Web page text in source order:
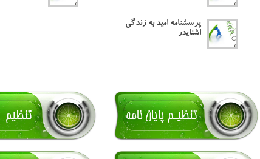
پرسشنامه امید به زندگی
اشنایدر